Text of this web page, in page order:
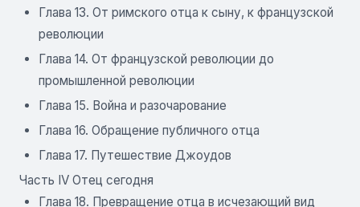
Глава 13. От римского отца к сыну, к французской
революции
Глава 14. От французской революции до
промышленной революции
Глава 15. Война и разочарование
Глава 16. Обращение публичного отца
Глава 17. Путешествие Джоудов
Часть IV Отец сегодня
Глава 18. Превращение отца в исчезающий вид